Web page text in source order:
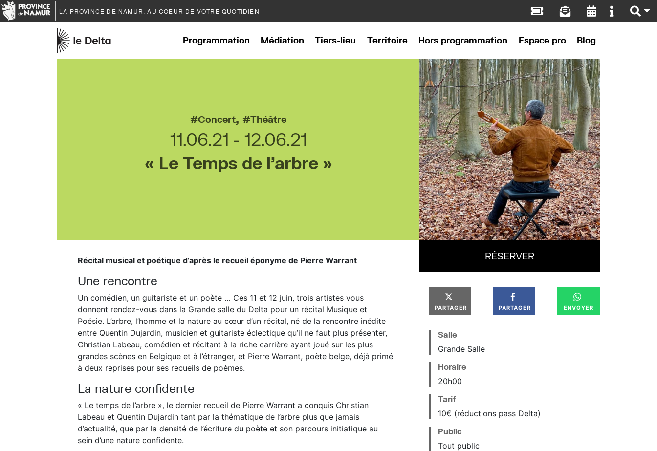
LA PROVINCE DE NAMUR, AU COEUR DE VOTRE QUOTIDIEN
Programmation Médiation Tiers-lieu Territoire Hors programmation Espace pro Blog
Concert, Théâtre
11.06.21
12.06.21
« Le Temps de l’arbre »
Récital musical et poétique d’après le recueil éponyme de Pierre Warrant
Une rencontre
Un comédien, un guitariste et un poète … Ces 11 et 12 juin, trois artistes vous
donnent rendez-vous dans la Grande salle du Delta pour un récital Musique et
Poésie. L’arbre, l’homme et la nature au cœur d’un récital, né de la rencontre inédite
entre Quentin Dujardin, musicien et guitariste éclectique qu’il ne faut plus présenter,
Christian Labeau, comédien et récitant à la riche carrière ayant joué sur les plus
grandes scènes en Belgique et à l’étranger, et Pierre Warrant, poète belge, déjà primé
à deux reprises pour ses recueils de poèmes.
La nature confidente
« Le temps de l’arbre », le dernier recueil de Pierre Warrant a conquis Christian
Labeau et Quentin Dujardin tant par la thématique de l’arbre plus que jamais
d’actualité, que par la densité de l’écriture du poète et son parcours initiatique au
sein d’une nature confidente.
RÉSERVER
PARTAGER PARTAGER ENVOYER
Salle
Grande Salle
Horaire
20h00
Tarif
10€ (réductions pass Delta)
Public
Tout public